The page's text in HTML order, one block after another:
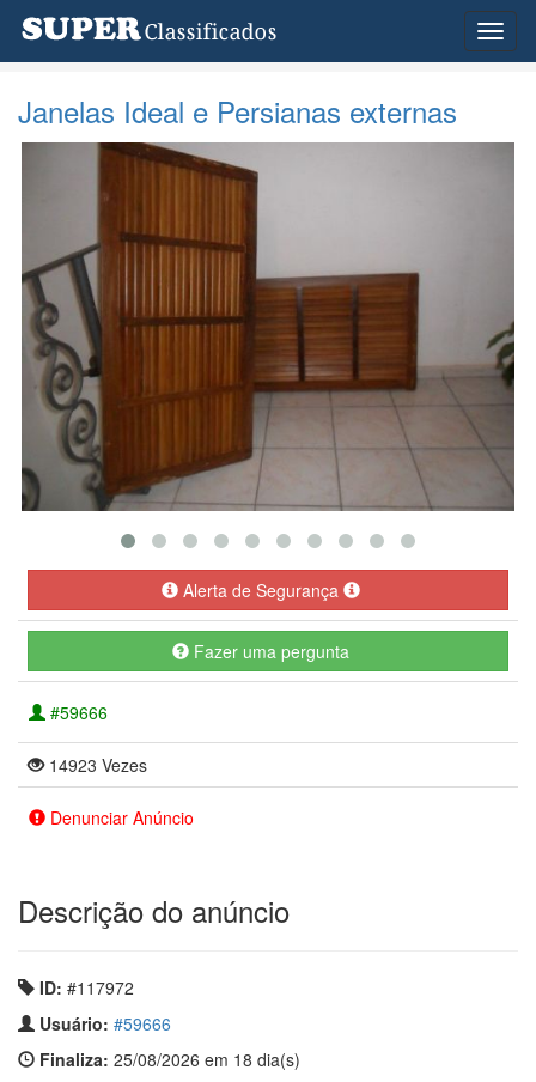
Janelas Ideal e Persianas externas
Alerta de Segurança
Fazer uma pergunta
#59666
14923 Vezes
Denunciar Anúncio
Descrição do anúncio
ID: #117972
Usuário: #59666
Finaliza: 25/08/2026 em 18 dia(s)